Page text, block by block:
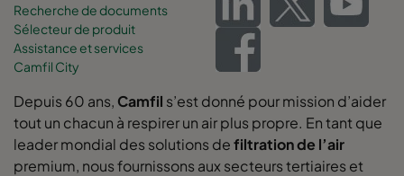
Recherche de documents
Sélecteur de produit
Assistance et services
Camfil City
Depuis 60 ans, Camfil s’est donné pour mission d’aider
tout un chacun à respirer un air plus propre. En tant que
leader mondial des solutions defiltration de l’air
premium, nous fournissons aux secteurs tertiaires et